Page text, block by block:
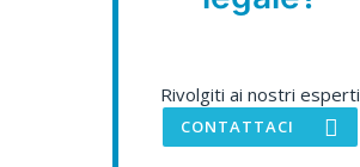
Rivolgiti ai nostri esperti
CONTATTACI